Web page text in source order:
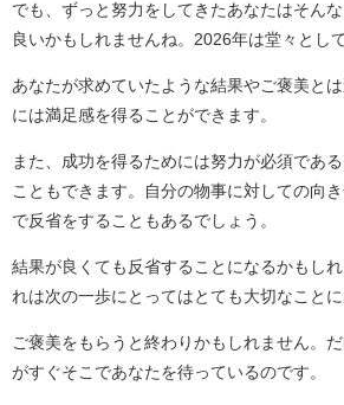
でも、ずっと努力をしてきたあなたはそん
良いかもしれませんね。2026年は堂々とし
あなたが求めていたような結果やご褒美と
には満足感を得ることができます。
また、成功を得るためには努力が必須であ
こともできます。自分の物事に対しての向
で反省をすることもあるでしょう。
結果が良くても反省することになるかもし
れは次の一歩にとってはとても大切なことに
ご褒美をもらうと終わりかもしれません。
がすぐそこであなたを待っているのです。